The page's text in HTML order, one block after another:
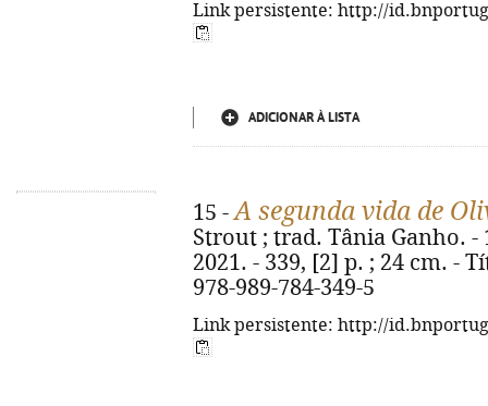
Link persistente: http://
ADICIONAR À LISTA
15 -A segunda vida de
Strout ; trad. Tânia Ganho. -
2021. - 339, [2] p. ; 24 cm. -
978-989-784-349-5
Link persistente: http://